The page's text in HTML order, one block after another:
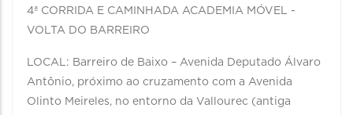
4ª CORRIDA E CAMINHADA ACADEMIA MÓVEL -
VOLTA DO BARREIRO
LOCAL: Barreiro de Baixo – Avenida Deputado Álvaro
Antônio, próximo ao cruzamento com a Avenida
Olinto Meireles, no entorno da Vallourec (antiga